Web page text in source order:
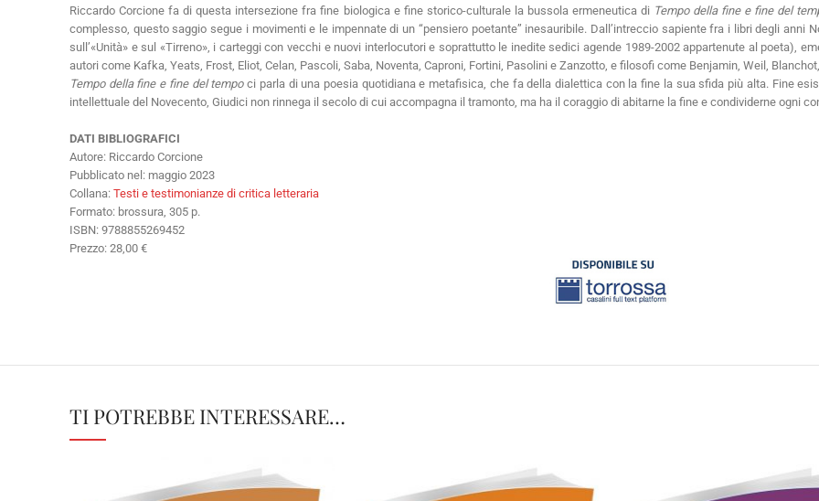
Riccardo Corcione fa di questa intersezione fra fine biologica e fine storico-culturale la bussola ermeneutica di Tempo della fine e fine del
complesso, questo saggio segue i movimenti e le impennate di un “pensiero poetante” inesauribile. Dall’intreccio sapiente fra i libri degli anni
sull’«Unità» e sul «Tirreno», i carteggi con vecchi e nuovi interlocutori e soprattutto le inedite sedici agende 1989-2002 appartenute al poeta),
autori come Kafka, Yeats, Frost, Eliot, Celan, Pascoli, Saba, Noventa, Caproni, Fortini, Pasolini e Zanzotto, e filosofi come Benjamin, Weil,
Tempo della fine e fine del tempoci parla di una poesia quotidiana e metafisica, che fa della dialettica con la fine la sua sfida più alta. Fine
intellettuale del Novecento, Giudici non rinnega il secolo di cui accompagna il tramonto, ma ha il coraggio di abitarne la fine e condividerne ogni
DATI BIBLIOGRAFICI
Autore: Riccardo Corcione
Pubblicato nel: maggio 2023
Collana: Testi e testimonianze di critica letteraria
Formato: brossura, 305 p.
ISBN: 9788855269452
Prezzo: 28,00 €
TI POTREBBE INTERESSARE…